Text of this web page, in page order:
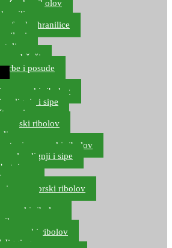
feeder ribolov
feeder hranilice
najloni
držači
i posude
za morski ribolov
za lignje i sipe
morski ribolov
za morski ribolov
za lov lignji i sipe
more
za morski ribolov
more
morski ribolov
za more
morski ribolov
Jigging